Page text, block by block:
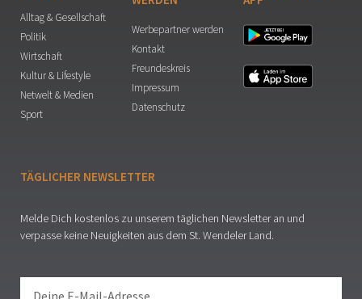
Alltag & Gesellschaft
Politik
Wirtschaft
Kultur & Lifestyle
Netwelt & Medien
Sport
Werbepartner werden
Kontakt
Freundeskreis
Impressum
Datenschutz
TÄGLICHER NEWSLETTER
Melde Dich kostenlos zu unserem täglichen Newsletter an und
verpasse keine Neuigkeiten aus dem St. Wendeler Land.